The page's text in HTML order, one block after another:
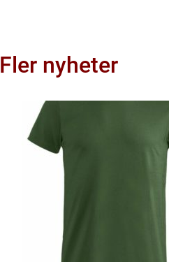
Fler nyheter